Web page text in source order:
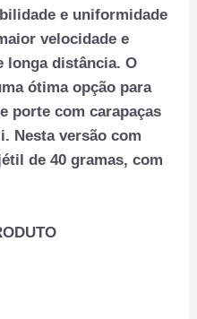
e uniformidade
velocidade e
longa distância. O
ótima opção para
porte com carapaças
Nesta versão com
de 40 gramas, com